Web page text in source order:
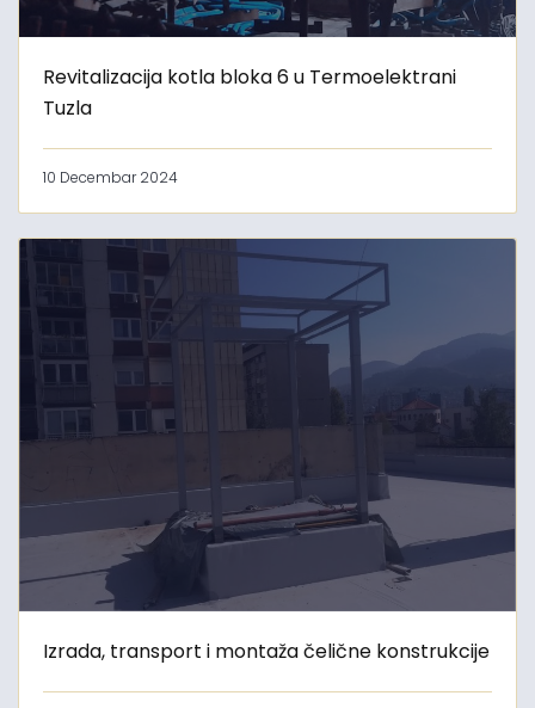
Revitalizacija kotla bloka 6 u Termoelektrani
Tuzla
10 Decembar 2024
Izrada, transport i montaža čelične konstrukcije